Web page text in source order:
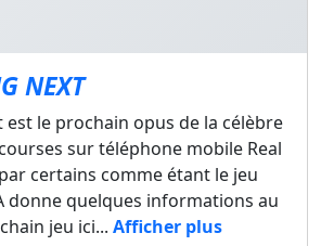
NEXT
est le prochain opus de la célèbre
sur téléphone mobile Real
certains comme étant le jeu
donne quelques informations au
jeu ici... Afficher plus